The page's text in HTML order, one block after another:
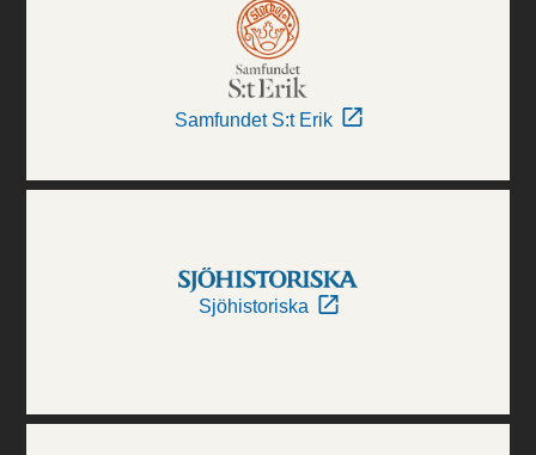
Samfundet S:t Erik
Sjöhistoriska